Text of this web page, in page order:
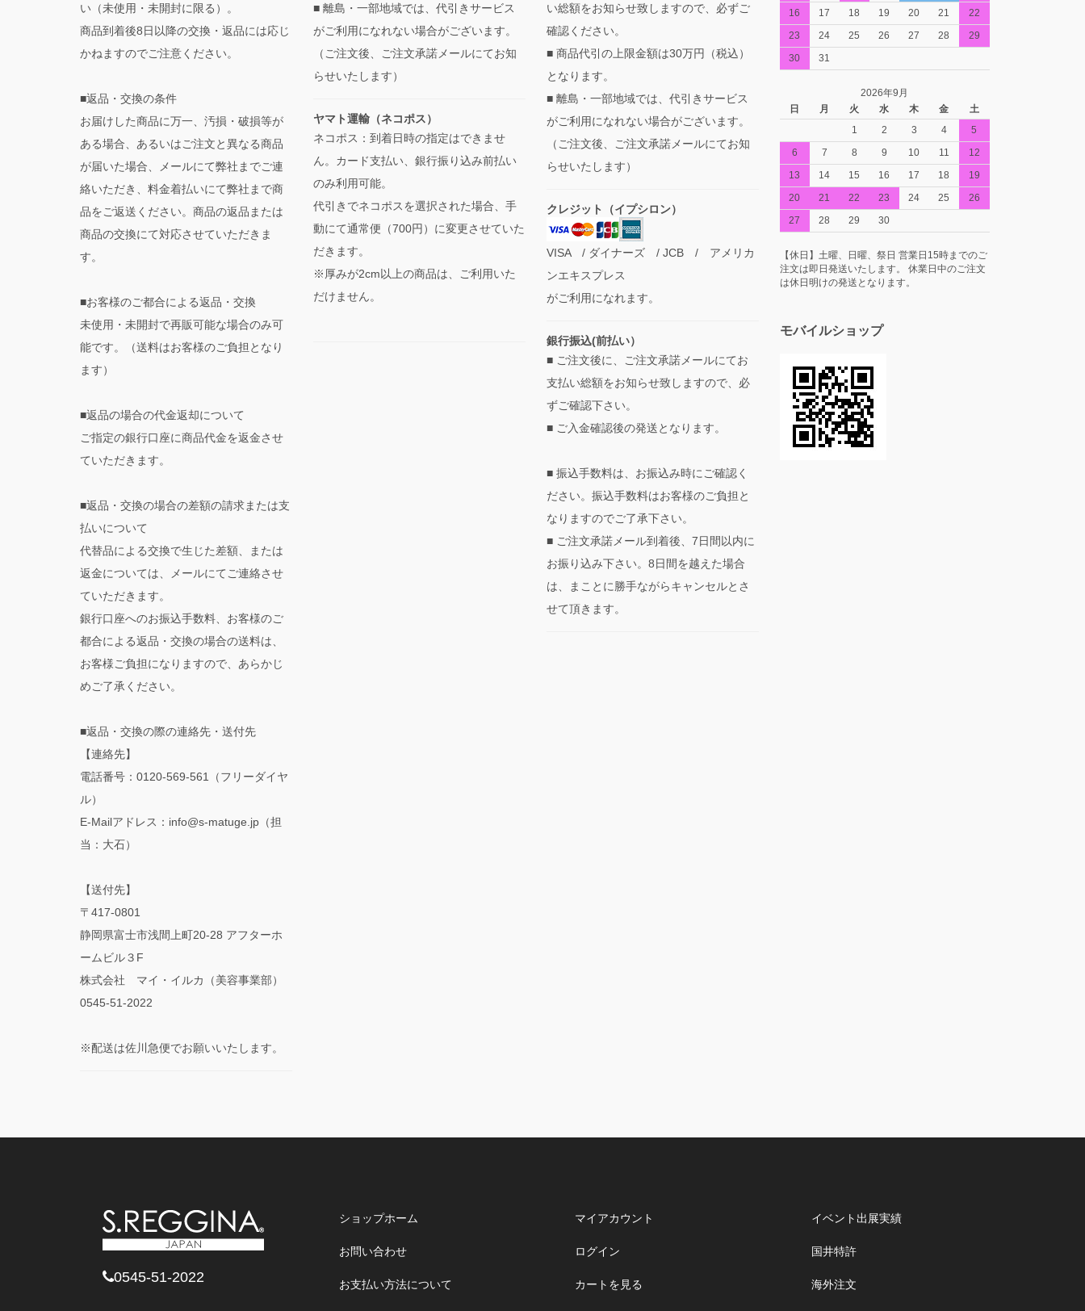
い（未使用・未開封に限る）。
商品到着後8日以降の交換・返品には応じ
かねますのでご注意ください。
■返品・交換の条件
お届けした商品に万一、汚損・破損等が
ある場合、あるいはご注文と異なる商品
が届いた場合、メールにて弊社までご連
絡いただき、料金着払いにて弊社まで商
品をご返送ください。商品の返品または
商品の交換にて対応させていただきま
す。
■お客様のご都合による返品・交換
未使用・未開封で再販可能な場合のみ可
能です。（送料はお客様のご負担となり
ます）
■返品の場合の代金返却について
ご指定の銀行口座に商品代金を返金させ
ていただきます。
■返品・交換の場合の差額の請求または支
払いについて
代替品による交換で生じた差額、または
返金については、メールにてご連絡させ
ていただきます。
銀行口座へのお振込手数料、お客様のご
都合による返品・交換の場合の送料は、
お客様ご負担になりますので、あらかじ
めご了承ください。
■返品・交換の際の連絡先・送付先
【連絡先】
電話番号：0120-569-561（フリーダイヤ
ル）
E-Mailアドレス：info@s-matuge.jp（担
当：大石）
【送付先】
〒417-0801
静岡県富士市浅間上町20-28 アフターホ
ームビル３F
株式会社 マイ・イルカ（美容事業部）
0545-51-2022
※配送は佐川急便でお願いいたします。
■ 離島・一部地域では、代引きサービス
がご利用になれない場合がございます。
（ご注文後、ご注文承諾メールにてお知
らせいたします）
ヤマト運輸（ネコポス）
ネコポス：到着日時の指定はできませ
ん。カード支払い、銀行振り込み前払い
のみ利用可能。
代引きでネコポスを選択された場合、手
動にて通常便（700円）に変更させていた
だきます。
※厚みが2cm以上の商品は、ご利用いた
だけません。
い総額をお知らせ致しますので、必ずご
確認ください。
■ 商品代引の上限金額は30万円（税込）
となります。
■ 離島・一部地域では、代引きサービス
がご利用になれない場合がございます。
（ご注文後、ご注文承諾メールにてお知
らせいたします）
クレジット（イプシロン）
VISA / ダイナーズ / JCB / アメリカ
ンエキスプレス
がご利用になれます。
銀行振込(前払い）
■ ご注文後に、ご注文承諾メールにてお
支払い総額をお知らせ致しますので、必
ずご確認下さい。
■ ご入金確認後の発送となります。
■ 振込手数料は、お振込み時にご確認く
ださい。振込手数料はお客様のご負担と
なりますのでご了承下さい。
■ ご注文承諾メール到着後、7日間以内に
お振り込み下さい。8日間を越えた場合
は、まことに勝手ながらキャンセルとさ
せて頂きます。
16
17 18 19 20 21
22
23
24 25 26 27 28
29
30
31
2026年9月
日
月 火 水 木 金
土
1
2 3 4
5
6
7 8 9 10 11
12
13
14 15 16 17 18
19
20
21 22 23 24 25
26
27
28 29 30
【休日】土曜、日曜、祭日 営業日15時までのご
注文は即日発送いたします。 休業日中のご注文
は休日明けの発送となります。
モバイルショップ
0545-51-2022
ショップホーム
お問い合わせ
お支払い方法について
マイアカウント
ログイン
カートを見る
イベント出展実績
国井特許
海外注文